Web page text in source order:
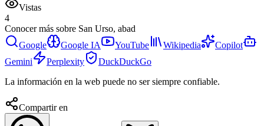
Vistas
4
Conocer más sobre San Urso, abad
Google
Google IA YouTube Wikipedia
Copilot
Gemini
Perplexity
DuckDuckGo
La información en la web puede no ser siempre confiable.
Compartir en